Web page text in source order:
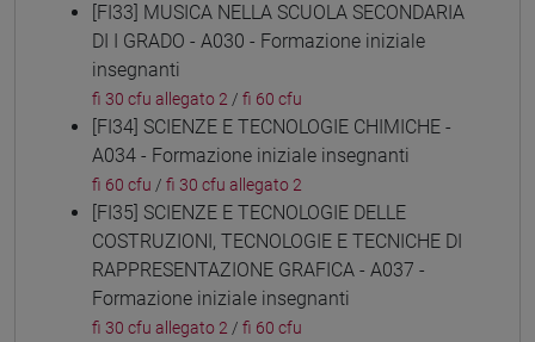
[FI33] MUSICA NELLA SCUOLA SECONDARIA
DI I GRADO - A030 - Formazione iniziale
insegnanti
fi 30 cfu allegato 2 / fi 60 cfu
[FI34] SCIENZE E TECNOLOGIE CHIMICHE -
A034 - Formazione iniziale insegnanti
fi 60 cfu / fi 30 cfu allegato 2
[FI35] SCIENZE E TECNOLOGIE DELLE
COSTRUZIONI, TECNOLOGIE E TECNICHE DI
RAPPRESENTAZIONE GRAFICA - A037 -
Formazione iniziale insegnanti
fi 30 cfu allegato 2 / fi 60 cfu